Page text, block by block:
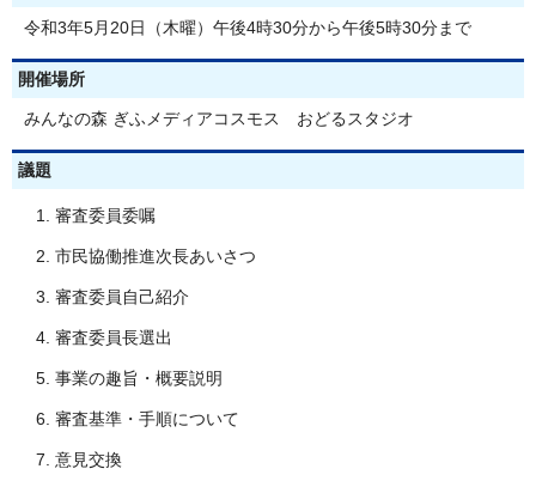
令和3年5月20日（木曜）午後4時30分から午後5時30分まで
開催場所
みんなの森 ぎふメディアコスモス おどるスタジオ
議題
審査委員委嘱
市民協働推進次長あいさつ
審査委員自己紹介
審査委員長選出
事業の趣旨・概要説明
審査基準・手順について
意見交換